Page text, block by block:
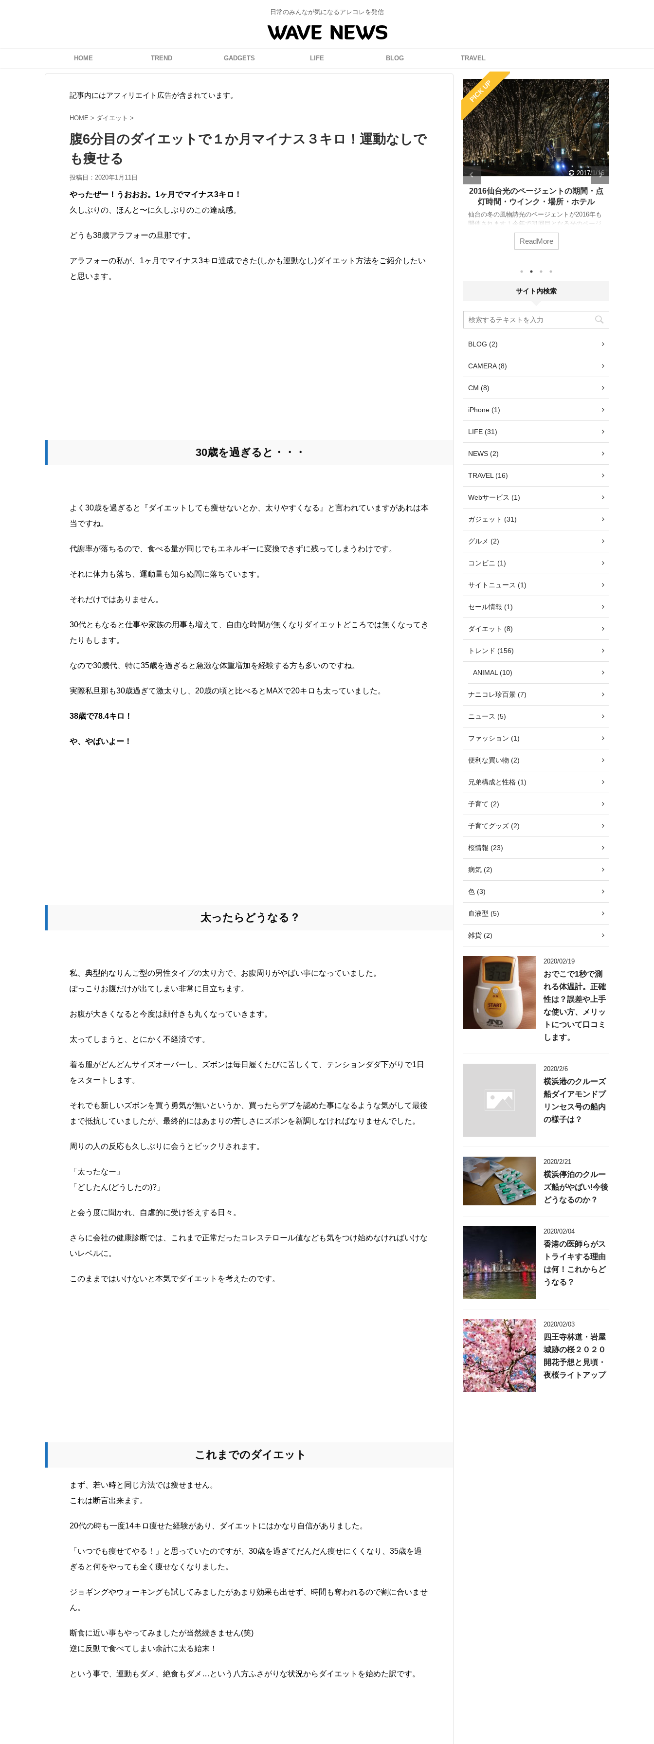
日常のみんなが気になるアレコレを発信
HOME TREND GADGETS LIFE BLOG TRAVEL
記事内にはアフィリエイト広告が含まれています。
HOME > ダイエット >
腹6分目のダイエットで１か月マイナス３キロ！運動なしで
も痩せる
投稿日： 2020年1月11日
やったぜー！うおおお。1ヶ月でマイナス3キロ！
久しぶりの、ほんと〜に久しぶりのこの達成感。
どうも38歳アラフォーの旦那です。
アラフォーの私が、1ヶ月でマイナス3キロ達成できた(しかも運動なし)ダイエット方法をご紹介したい
と思います。
30歳を過ぎると・・・
よく30歳を過ぎると『ダイエットしても痩せないとか、太りやすくなる』と言われていますがあれは本
当ですね。
代謝率が落ちるので、食べる量が同じでもエネルギーに変換できずに残ってしまうわけです。
それに体力も落ち、運動量も知らぬ間に落ちています。
それだけではありません。
30代ともなると仕事や家族の用事も増えて、自由な時間が無くなりダイエットどころでは無くなってき
たりもします。
なので30歳代、特に35歳を過ぎると急激な体重増加を経験する方も多いのですね。
実際私旦那も30歳過ぎて激太りし、20歳の頃と比べるとMAXで20キロも太っていました。
38歳で78.4キロ！
や、やばいよー！
太ったらどうなる？
私、典型的なりんご型の男性タイプの太り方で、お腹周りがやばい事になっていました。
ぽっこりお腹だけが出てしまい非常に目立ちます。
お腹が大きくなると今度は顔付きも丸くなっていきます。
太ってしまうと、とにかく不経済です。
着る服がどんどんサイズオーバーし、ズボンは毎日履くたびに苦しくて、テンションダダ下がりで1日
をスタートします。
それでも新しいズボンを買う勇気が無いというか、買ったらデブを認めた事になるような気がして最後
まで抵抗していましたが、最終的にはあまりの苦しさにズボンを新調しなければなりませんでした。
周りの人の反応も久しぶりに会うとビックリされます。
「太ったなー」
「どしたん(どうしたの)?」
と会う度に聞かれ、自虐的に受け答えする日々。
さらに会社の健康診断では、これまで正常だったコレステロール値なども気をつけ始めなければいけな
いレベルに。
このままではいけないと本気でダイエットを考えたのです。
これまでのダイエット
まず、若い時と同じ方法では痩せません。
これは断言出来ます。
20代の時も一度14キロ痩せた経験があり、ダイエットにはかなり自信がありました。
「いつでも痩せてやる！」と思っていたのですが、30歳を過ぎてだんだん痩せにくくなり、35歳を過
ぎると何をやっても全く痩せなくなりました。
ジョギングやウォーキングも試してみましたがあまり効果も出せず、時間も奪われるので割に合いませ
ん。
断食に近い事もやってみましたが当然続きません(笑)
逆に反動で食べてしまい余計に太る始末！
という事で、運動もダメ、絶食もダメ…という八方ふさがりな状況からダイエットを始めた訳です。
PICK UP
ラピュタの道、行き方と注意点！通行
版
めの注意点をお伝えします。 最近、多くの方が
「ラピュタの道」 まるで、あの不朽の名作ジブ
ら前夜祭も開催されることが発表されました
2017/1/16
2016仙台光のページェントの期間・点
灯時間・ウインク・場所・ホテル
仙台の冬の風物詩光のページェントが2016年も
開催されます！今年で31回目となる光のページ
ェントの期間・点灯時間・ウインク・場所・ホ
テルについて詳しくご紹介します。家族やお友
達と、また恋人と幻想的な光の世界をお楽しみ
ReadMore
サイト内検索
BLOG (2)
CAMERA (8)
CM (8)
iPhone (1)
LIFE (31)
NEWS (2)
TRAVEL (16)
Webサービス (1)
ガジェット (31)
グルメ (2)
コンビニ (1)
サイトニュース (1)
セール情報 (1)
ダイエット (8)
トレンド (156)
ANIMAL (10)
ナニコレ珍百景 (7)
ニュース (5)
ファッション (1)
便利な買い物 (2)
兄弟構成と性格 (1)
子育て (2)
子育てグッズ (2)
桜情報 (23)
病気 (2)
色 (3)
血液型 (5)
雑貨 (2)
2020/02/19
おでこで1秒で測
れる体温計。正確
性は？誤差や上手
な使い方、メリッ
トについて口コミ
します。
2020/2/6
横浜港のクルーズ
船ダイアモンドプ
リンセス号の船内
の様子は？
2020/2/21
横浜停泊のクルー
ズ船がやばい!今後
どうなるのか？
2020/02/04
香港の医師らがス
トライキする理由
は何！これからど
うなる？
2020/02/03
四王寺林道・岩屋
城跡の桜２０２０
開花予想と見頃・
夜桜ライトアップ